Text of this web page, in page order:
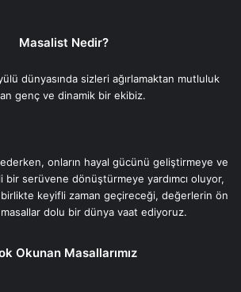
Masalist Nedir?
dünyasında sizleri ağırlamaktan mutluluk
genç ve dinamik bir ekibiz.
onların hayal gücünü geliştirmeye ve
serüvene dönüştürmeye yardımcı oluyor,
birlikte keyifli zaman geçireceği, değerlerin ön
masallar dolu bir dünya vaat ediyoruz.
Okunan Masallarımız